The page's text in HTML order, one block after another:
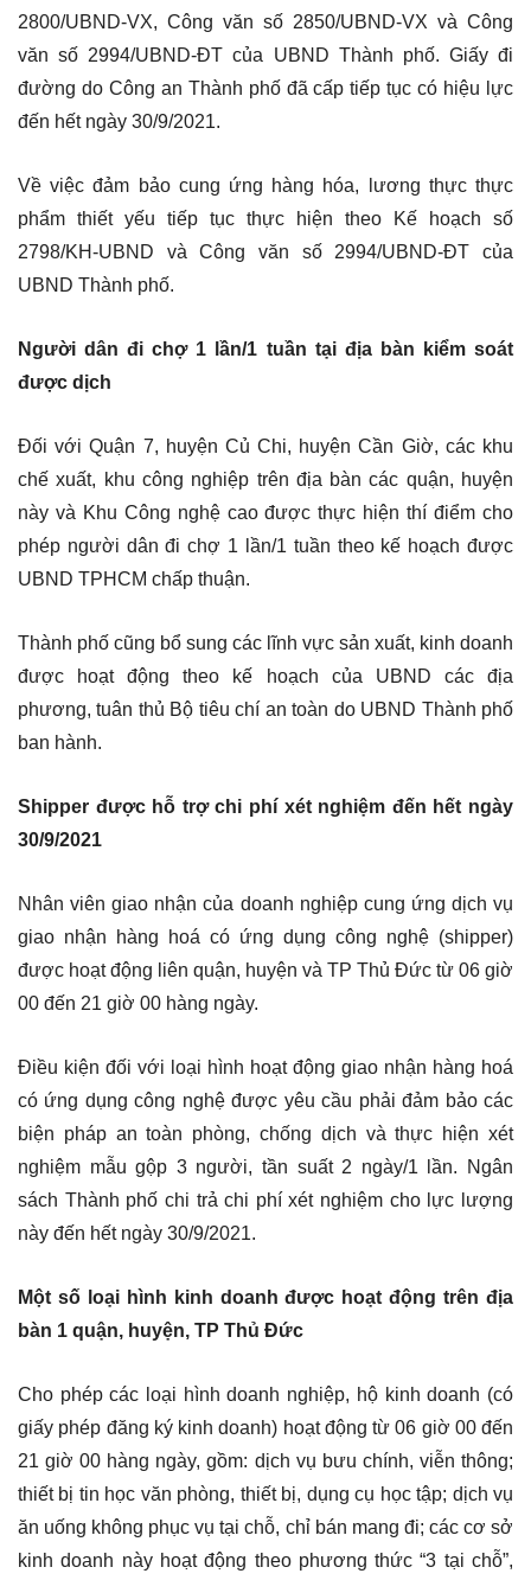
2800/UBND-VX, Công văn số 2850/UBND-VX và Công
văn số 2994/UBND-ĐT của UBND Thành phố. Giấy đi
đường do Công an Thành phố đã cấp tiếp tục có hiệu lực
đến hết ngày 30/9/2021.
Về việc đảm bảo cung ứng hàng hóa, lương thực thực
phẩm thiết yếu tiếp tục thực hiện theo Kế hoạch số
2798/KH-UBND và Công văn số 2994/UBND-ĐT của
UBND Thành phố.
Người dân đi chợ 1 lần/1 tuần tại địa bàn kiểm soát
được dịch
Đối với Quận 7, huyện Củ Chi, huyện Cần Giờ, các khu
chế xuất, khu công nghiệp trên địa bàn các quận, huyện
này và Khu Công nghệ cao được thực hiện thí điểm cho
phép người dân đi chợ 1 lần/1 tuần theo kế hoạch được
UBND TPHCM chấp thuận.
Thành phố cũng bổ sung các lĩnh vực sản xuất, kinh doanh
được hoạt động theo kế hoạch của UBND các địa
phương, tuân thủ Bộ tiêu chí an toàn do UBND Thành phố
ban hành.
Shipper được hỗ trợ chi phí xét nghiệm đến hết ngày
30/9/2021
Nhân viên giao nhận của doanh nghiệp cung ứng dịch vụ
giao nhận hàng hoá có ứng dụng công nghệ (shipper)
được hoạt động liên quận, huyện và TP Thủ Đức từ 06 giờ
00 đến 21 giờ 00 hàng ngày.
Điều kiện đối với loại hình hoạt động giao nhận hàng hoá
có ứng dụng công nghệ được yêu cầu phải đảm bảo các
biện pháp an toàn phòng, chống dịch và thực hiện xét
nghiệm mẫu gộp 3 người, tần suất 2 ngày/1 lần. Ngân
sách Thành phố chi trả chi phí xét nghiệm cho lực lượng
này đến hết ngày 30/9/2021.
Một số loại hình kinh doanh được hoạt động trên địa
bàn 1 quận, huyện, TP Thủ Đức
Cho phép các loại hình doanh nghiệp, hộ kinh doanh (có
giấy phép đăng ký kinh doanh) hoạt động từ 06 giờ 00 đến
21 giờ 00 hàng ngày, gồm: dịch vụ bưu chính, viễn thông;
thiết bị tin học văn phòng, thiết bị, dụng cụ học tập; dịch vụ
ăn uống không phục vụ tại chỗ, chỉ bán mang đi; các cơ sở
kinh doanh này hoạt động theo phương thức “3 tại chỗ”,